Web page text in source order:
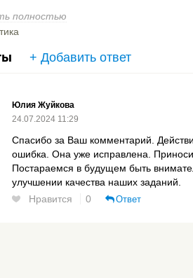
неправильного ответа, на сайте
если построить график и представить
На моей прикрепленной
полностью
+ Добавить ответ
Юлия Жуйкова
24.07.2024 11:29
Спасибо за Ваш комментарий.
ошибка. Она уже исправлена.
Постараемся в будущем быть
улучшении качества наших заданий.
Нравится
0 Ответ